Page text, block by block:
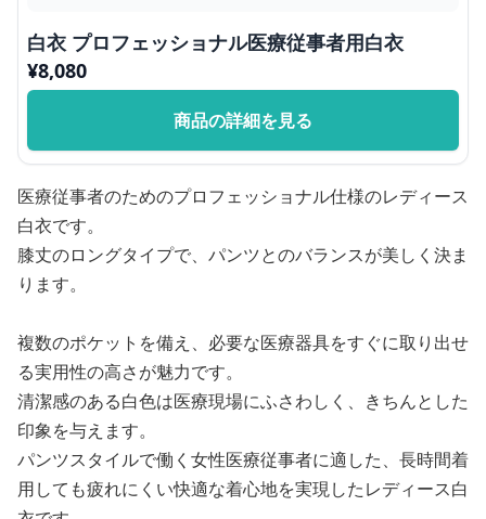
白衣 プロフェッショナル医療従事者用白衣
¥8,080
商品の詳細を見る
医療従事者のためのプロフェッショナル仕様のレディース
白衣です。
膝丈のロングタイプで、パンツとのバランスが美しく決ま
ります。
複数のポケットを備え、必要な医療器具をすぐに取り出せ
る実用性の高さが魅力です。
清潔感のある白色は医療現場にふさわしく、きちんとした
印象を与えます。
パンツスタイルで働く女性医療従事者に適した、長時間着
用しても疲れにくい快適な着心地を実現したレディース白